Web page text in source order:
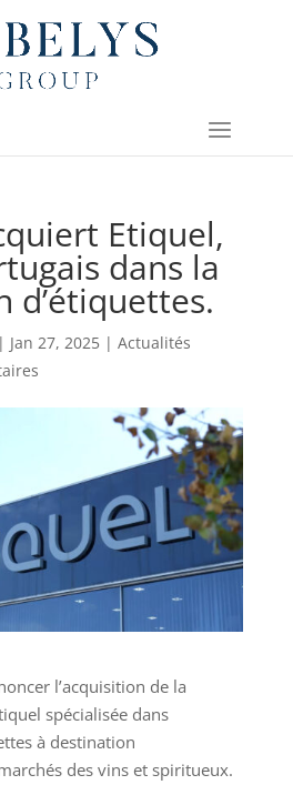
Etiquel,
dans la
d’étiquettes.
Jan 27, 2025| Actualités
l’acquisition de la
spécialisée dans
à destination
des vins et spiritueux.